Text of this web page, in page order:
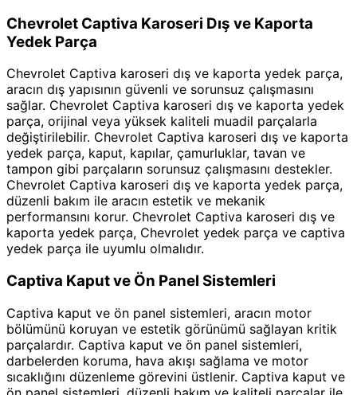
Chevrolet Captiva Karoseri Dış ve Kaporta
Yedek Parça
Chevrolet Captiva karoseri dış ve kaporta yedek parça,
aracın dış yapısının güvenli ve sorunsuz çalışmasını
sağlar. Chevrolet Captiva karoseri dış ve kaporta yedek
parça, orijinal veya yüksek kaliteli muadil parçalarla
değiştirilebilir. Chevrolet Captiva karoseri dış ve kaporta
yedek parça, kaput, kapılar, çamurluklar, tavan ve
tampon gibi parçaların sorunsuz çalışmasını destekler.
Chevrolet Captiva karoseri dış ve kaporta yedek parça,
düzenli bakım ile aracın estetik ve mekanik
performansını korur. Chevrolet Captiva karoseri dış ve
kaporta yedek parça, Chevrolet yedek parça ve captiva
yedek parça ile uyumlu olmalıdır.
Captiva Kaput ve Ön Panel Sistemleri
Captiva kaput ve ön panel sistemleri, aracın motor
bölümünü koruyan ve estetik görünümü sağlayan kritik
parçalardır. Captiva kaput ve ön panel sistemleri,
darbelerden koruma, hava akışı sağlama ve motor
sıcaklığını düzenleme görevini üstlenir. Captiva kaput ve